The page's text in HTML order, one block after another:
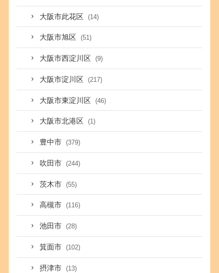
大阪市此花区 (14)
大阪市旭区 (51)
大阪市西淀川区 (9)
大阪市淀川区 (217)
大阪市東淀川区 (46)
大阪市北港区 (1)
豊中市 (379)
吹田市 (244)
茨木市 (55)
高槻市 (116)
池田市 (28)
箕面市 (102)
摂津市 (13)